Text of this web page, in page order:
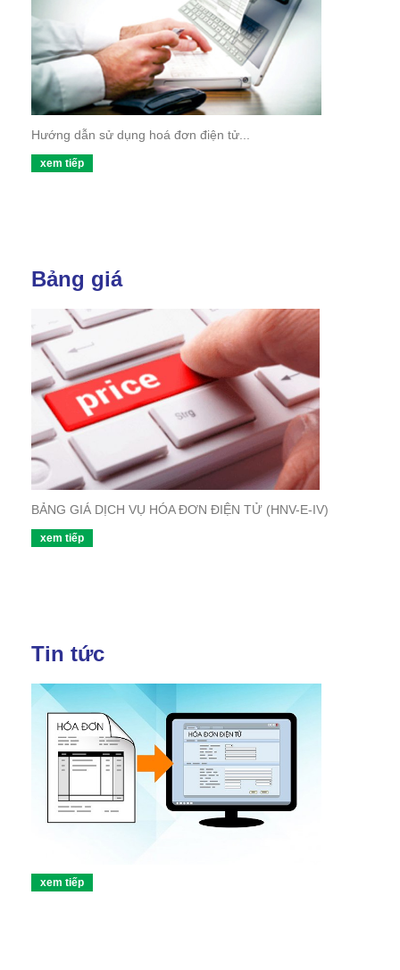
Hướng dẫn sử dụng hoá đơn điện tử...
xem tiếp
Bảng giá
BẢNG GIÁ DỊCH VỤ HÓA ĐƠN ĐIỆN TỬ (HNV-E-IV)
xem tiếp
Tin tức
xem tiếp